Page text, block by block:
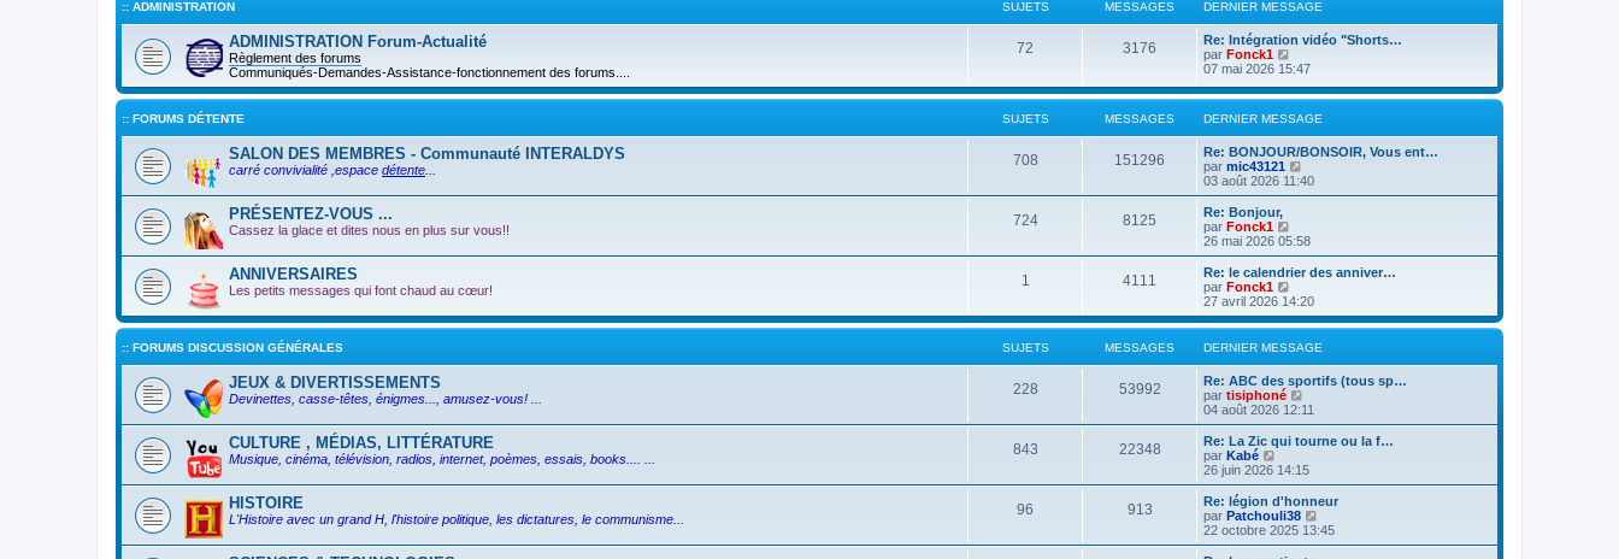
n
i
e
m
e
s
s
g
e
e
r
n
i
e
r
e
s
s
a
e
:: ADMINISTRATION SUJETS MESSAGES DERNIER MESSAGE
ADMINISTRATION Forum-Actualité
Règlement des forums
Communiqués-Demandes-Assistance-fonctionnement des forums....
72 3176
Re: Intégration vidéo "Shorts…
par Fonck1
o
r
e
d
e
r
n
i
m
e
s
a
g
e
07 mai 2026 15:47
:: FORUMS DÉTENTE SUJETS MESSAGES DERNIER MESSAGE
SALON DES MEMBRES - Communauté INTERALDYS
carré convivialité ,espace détente
708 151296
Re: BONJOUR/BONSOIR, Vous ent…
par mic43121
o
i
e
r
n
i
e
m
e
s
a
g
e
03 août 2026 11:40
PRÉSENTEZ-VOUS ...
Cassez la glace et dites nous en plus sur vous!!
724 8125
Re: Bonjour,
par Fonck1
o
i
r
e
e
r
n
i
e
r
m
e
s
a
g
e
26 mai 2026 05:58
ANNIVERSAIRES
Les petits messages qui font chaud au cœur!
1 4111
Re: le calendrier des anniver…
par Fonck1
o
i
r
l
e
r
n
i
e
m
e
s
s
a
g
27 avril 2026 14:20
:: FORUMS DISCUSSION GÉNÉRALES SUJETS MESSAGES DERNIER MESSAGE
JEUX & DIVERTISSEMENTS
Devinettes, casse-têtes, énigmes..., amusez-vous! ...
228 53992
Re: ABC des sportifs (tous sp…
par tisiphoné
o
i
r
e
r
n
i
04 août 2026 12:11
CULTURE , MÉDIAS, LITTÉRATURE
Musique, cinéma, télévision, radios, internet, poèmes, essais, books.... ...
843 22348
Re: La Zic qui tourne ou la f…
par Kabé
o
i
r
l
e
e
26 juin 2026 14:15
HISTOIRE
L'Histoire avec un grand H, l'histoire politique, les dictatures, le communisme...
96 913
Re: légion d'honneur
par Patchouli38
o
i
22 octobre 2025 13:45